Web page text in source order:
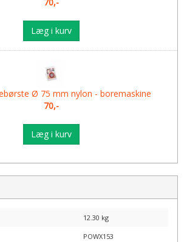
Læg i kurv
Ø 75 mm nylon - boremaskine
70,-
Læg i kurv
12.30 kg
POWX153